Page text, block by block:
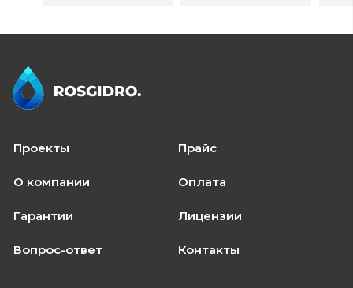
Проекты Прайс
О компании Оплата
Гарантии Лицензии
Вопрос-ответ Контакты